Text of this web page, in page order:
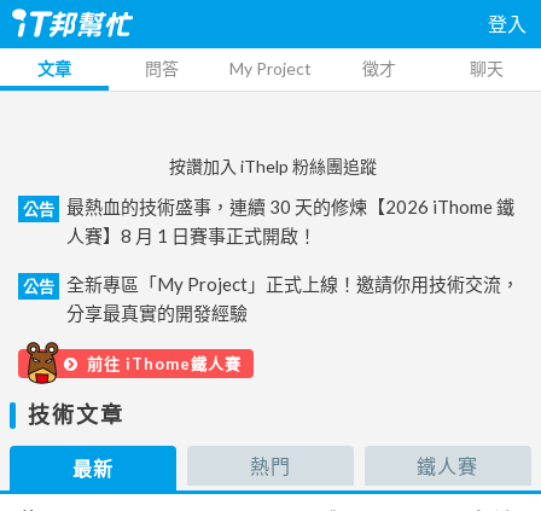
登入
文章 問答 My Project 徵才 聊天
按讚加入 iThelp 粉絲團追蹤
公告
最熱血的技術盛事，連續 30 天的修煉【2026 iThome 鐵
人賽】8 月 1 日賽事正式開啟！
公告
全新專區「My Project」正式上線！邀請你用技術交流，
分享最真實的開發經驗
前往 iThome鐵人賽
技術文章
最新 熱門 鐵人賽